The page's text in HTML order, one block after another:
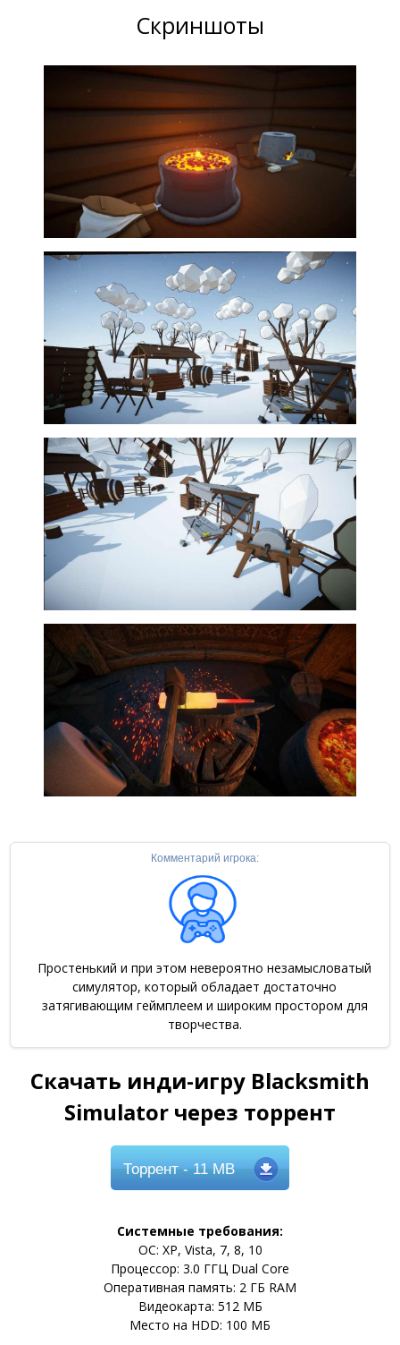
Скриншоты
Комментарий игрока:
Простенький и при этом невероятно незамысловатый
симулятор, который обладает достаточно
затягивающим геймплеем и широким простором для
творчества.
Скачать инди-игру Blacksmith
Simulator через торрент
Торрент- 11 MB
Системные требования:
ОС: XP, Vista, 7, 8, 10
Процессор: 3.0 ГГЦ Dual Core
Оперативная память: 2 ГБ RAM
Видеокарта: 512 МБ
Место на HDD: 100 МБ